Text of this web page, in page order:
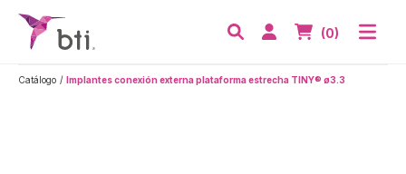
BTI - Human Tecnology
Acceder
Nº de
(0)
Catálogo Implantes conexión externa plataforma estrecha TINY® ø3.3